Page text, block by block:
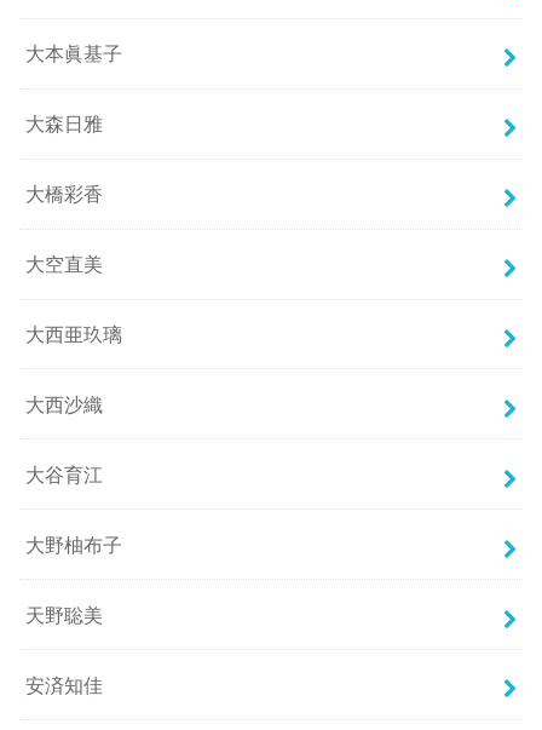
大本眞基子
大森日雅
大橋彩香
大空直美
大西亜玖璃
大西沙織
大谷育江
大野柚布子
天野聡美
安済知佳